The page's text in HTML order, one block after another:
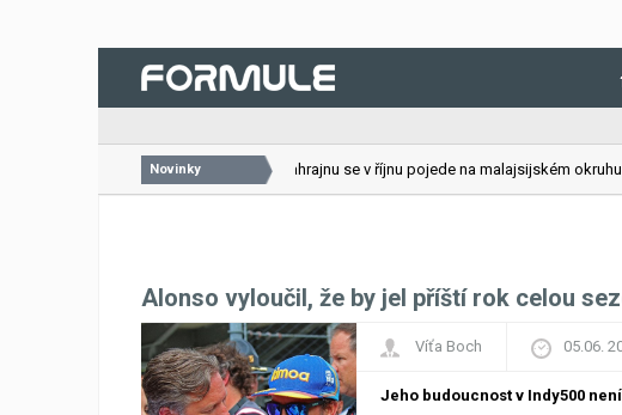
Novinky
26.07.2026 VC Bahrajnu se v říjnu pojede na malajsijském okruhu v
Alonso vyloučil, že by jel příští rok celou
Víťa Boch 05.06.
Jeho budoucnost v Indy500